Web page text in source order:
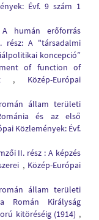
Évf. 9 szám 1
A humán erőforrás
rész: A "társadalmi
koncepció”
of function of
, Közép-Európai
állam területi
és az első
Közlemények: Évf.
II. rész : A képzés
, Közép-Európai
állam területi
Román Királyság
kitöréséig (1914) ,